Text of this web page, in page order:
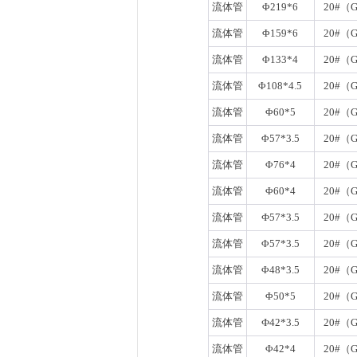
流体管 Φ219*6 20#（
流体管 Φ159*6 20#（
流体管 Φ133*4 20#（
流体管 Φ108*4.5 20#（
流体管 Φ60*5 20#（
流体管 Φ57*3.5 20#（
流体管 Φ76*4 20#（
流体管 Φ60*4 20#（
流体管 Ф57*3.5 20#（
流体管 Φ57*3.5 20#（
流体管 Φ48*3.5 20#（
流体管 Φ50*5 20#（
流体管 Ф42*3.5 20#（
流体管 Φ42*4 20#（